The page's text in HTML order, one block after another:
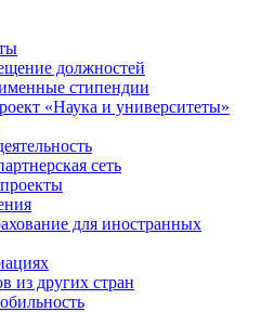
должностей
стипендии
«Наука и университеты»
сеть
для иностранных
из других стран